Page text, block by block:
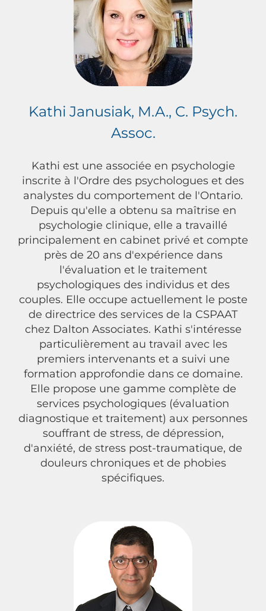
Kathi Janusiak, M.A., C. Psych.
Assoc.
Kathi est une associée en psychologie
inscrite à l'Ordre des psychologues et des
analystes du comportement de l'Ontario.
Depuis qu'elle a obtenu sa maîtrise en
psychologie clinique, elle a travaillé
principalement en cabinet privé et compte
près de 20 ans d'expérience dans
l'évaluation et le traitement
psychologiques des individus et des
couples. Elle occupe actuellement le poste
de directrice des services de la CSPAAT
chez Dalton Associates. Kathi s'intéresse
particulièrement au travail avec les
premiers intervenants et a suivi une
formation approfondie dans ce domaine.
Elle propose une gamme complète de
services psychologiques (évaluation
diagnostique et traitement) aux personnes
souffrant de stress, de dépression,
d'anxiété, de stress post-traumatique, de
douleurs chroniques et de phobies
spécifiques.